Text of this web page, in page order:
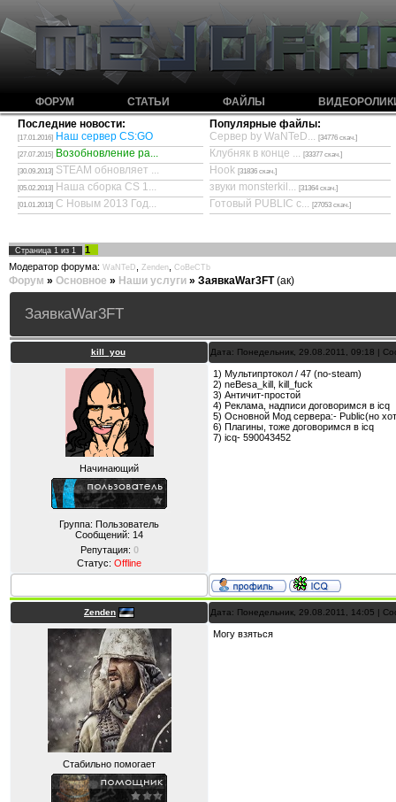
ФОРУМ СТАТЬИ ФАЙЛЫ
Последние новости:
[17.01.2016] Наш сервер CS:GO
[27.07.2015] Возобновление ра...
[30.09.2013] STEAM обновляет ...
[05.02.2013] Наша сборка CS 1...
[01.01.2013] С Новым 2013 Год...
Популярные файлы:
Сервер by WaNTeD... [34776 скач.]
Клубняк в конце ... [33377 скач.]
Hook [31836 скач.]
звуки monsterkil... [31364 скач.]
Готовый PUBLIC с... [27053 скач.]
Страница 1 из 1
1
Модератор форума: WaNTeD Zenden CoBeCTb
Форум » Основное » Наши услуги » ЗаявкаWar3FT (ак)
ЗаявкаWar3FT
kill_you Дата: Понедельник, 29.08.2011, 09:18 |
Начинающий
Группа: Пользователь
Сообщений: 14
Репутация: 0
Статус: Offline
1) Мультипртокол / 47 (no-steam)
2) neBesa_kill, kill_fuck
3) Античит-простой
4) Реклама, надписи договоримся в icq
5) Основной Мод сервера:- Public(но
6) Плагины, тоже договоримся в icq
7) icq- 590043452
Zenden Дата: Понедельник, 29.08.2011, 14:05 |
Стабильно помогает
Могу взяться